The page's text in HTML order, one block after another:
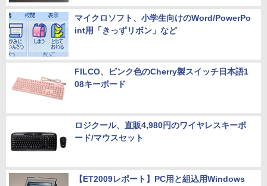
マイクロソフト、小学生向けのWord/PowerPo
int用「きっずリボン」など
FILCO、ピンク色のCherry製スイッチ日本語1
08キーボード
ロジクール、直販4,980円のワイヤレスキーボ
ード/マウスセット
【ET2009レポート】PC用と組込用Windows